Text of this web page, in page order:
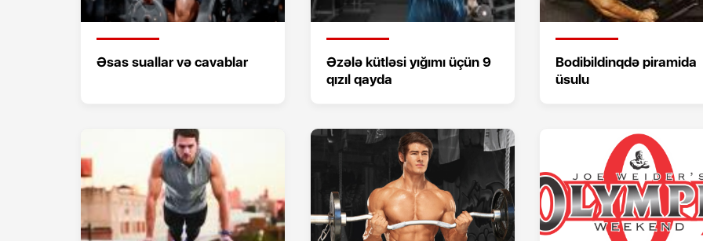
Əsas suallar və cavablar
Əzələ kütləsi yığımı üçün 9
qızıl qayda
Bodibildinqdə piramida
üsulu